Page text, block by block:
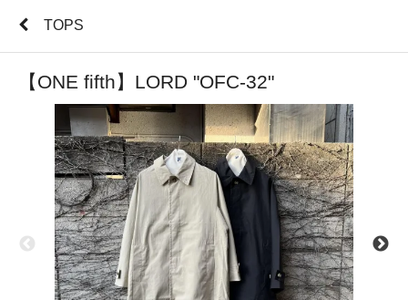
TOPS
【ONE fifth】LORD "OFC-32"